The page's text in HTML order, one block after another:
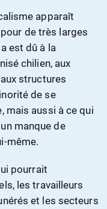
apparaît
de très larges
est dû à la
chilien, aux
structures
de se
mais aussi à ce qui
manque de
même.
pourrait
les travailleurs
et les secteurs